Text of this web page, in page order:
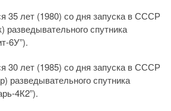
35 лет (1980) со дня запуска в СССР
спутника
6У”).
30 лет (1985) со дня запуска в СССР
разведывательного спутника
4К2”).